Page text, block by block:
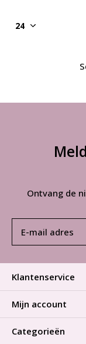
Ontvang de
Klantenservice
Mijn account
Categorieën